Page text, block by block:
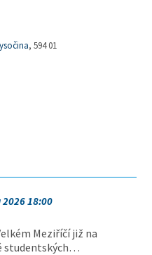
, 594 01
2026 18:00
Meziříčí již na
studentských…